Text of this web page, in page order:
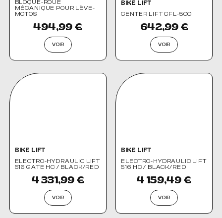
BLOQUE-ROUE
MÉCANIQUE POUR LÈVE-
MOTOS
494,99 €
VOIR
BIKE LIFT
CENTER LIFT CFL-500
642,99 €
VOIR
BIKE LIFT
ELECTRO-HYDRAULIC LIFT
516 GATE HC / BLACK/RED
4 331,99 €
VOIR
BIKE LIFT
ELECTRO-HYDRAULIC LIFT
516 HC / BLACK/RED
4 159,49 €
VOIR